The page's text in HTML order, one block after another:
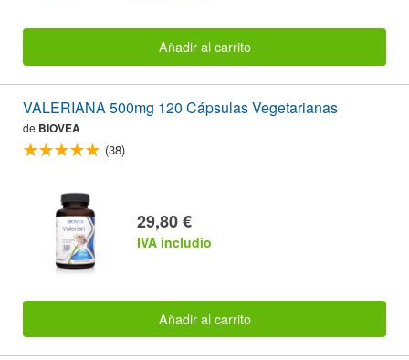
Añadir al carrito
VALERIANA 500mg 120 Cápsulas Vegetarianas
de BIOVEA
(38)
29,80 €
IVA includio
Añadir al carrito